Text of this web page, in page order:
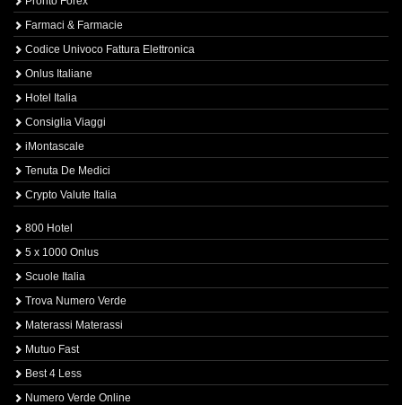
Farmaci & Farmacie
Codice Univoco Fattura Elettronica
Onlus Italiane
Hotel Italia
Consiglia Viaggi
iMontascale
Tenuta De Medici
Crypto Valute Italia
800 Hotel
5 x 1000 Onlus
Scuole Italia
Trova Numero Verde
Materassi Materassi
Mutuo Fast
Best 4 Less
Numero Verde Online